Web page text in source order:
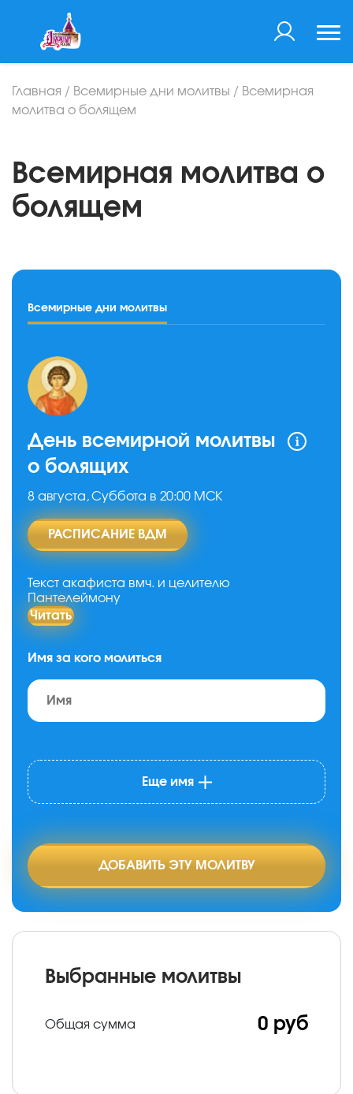
Главная / Всемирные дни молитвы / Всемирная
молитва о болящем
Всемирная молитва о
болящем
Всемирные дни молитвы
День всемирной молитвы
о болящих
8 августа, Суббота в 20:00 МСК
РАСПИСАНИЕ ВДМ
Текст акафиста вмч. и целителю
Пантелеймону
Читать
Имя за кого молиться
Еще имя
ДОБАВИТЬ ЭТУ МОЛИТВУ
Выбранные молитвы
Общая сумма 0 руб